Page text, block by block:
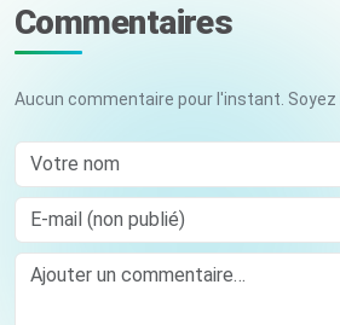
Commentaires
Aucun commentaire pour l'instant. Soyez
Votre nom
E-mail (non publié)
Comment